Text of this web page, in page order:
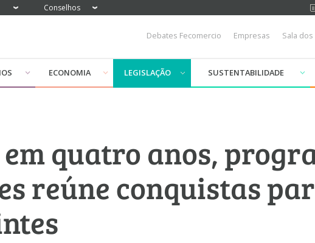
Conselhos
Debates Fecomercio Empresas Sala
ECONOMIA LEGISLAÇÃO SUSTENTABILIDADE
quatro anos,
reúne conquistas